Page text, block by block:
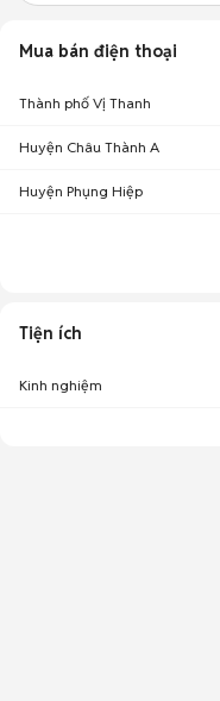
Mua bán điện thoại
Thành phố Vị Thanh
Huyện Châu Thành A
Huyện Phụng Hiệp
Tiện ích
Kinh nghiệm